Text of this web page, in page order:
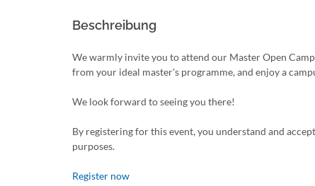
Beschreibung
We warmly invite you to attend our Master Open
from your ideal master's programme, and enjoy a
We look forward to seeing you there!
By registering for this event, you understand and
purposes.
Register now